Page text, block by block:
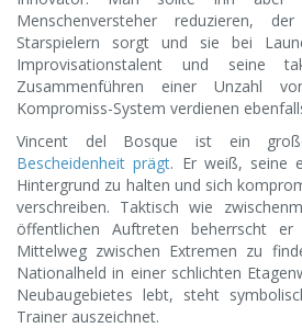
Menschenversteher reduzieren,
Starspielern sorgt und sie bei
Improvisationstalent und seine
Zusammenführen einer Unzahl
Kompromiss-System verdienen
Vincent del Bosque ist ein
Bescheidenheit prägt. Er weiß, seine
Hintergrund zu halten und sich
verschreiben. Taktisch wie
öffentlichen Auftreten beherrscht
Mittelweg zwischen Extremen zu
Nationalheld in einer schlichten
Neubaugebietes lebt, steht
Trainer auszeichnet.